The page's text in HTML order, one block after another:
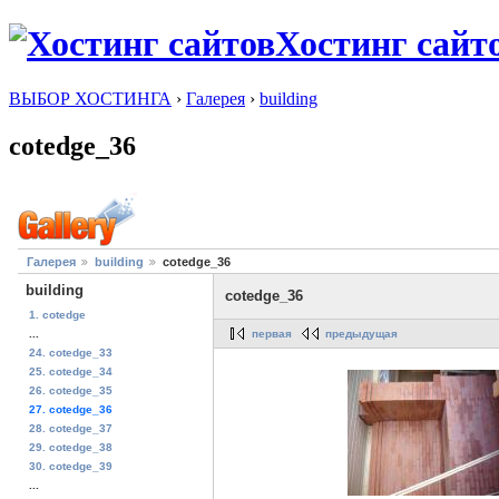
Хостинг
ВЫБОР ХОСТИНГА › Галерея › building
cotedge_36
Галерея building cotedge_36
building
1. cotedge
...
24. cotedge_33
25. cotedge_34
26. cotedge_35
27. cotedge_36
28. cotedge_37
29. cotedge_38
30. cotedge_39
...
cotedge_36
первая предыдущая